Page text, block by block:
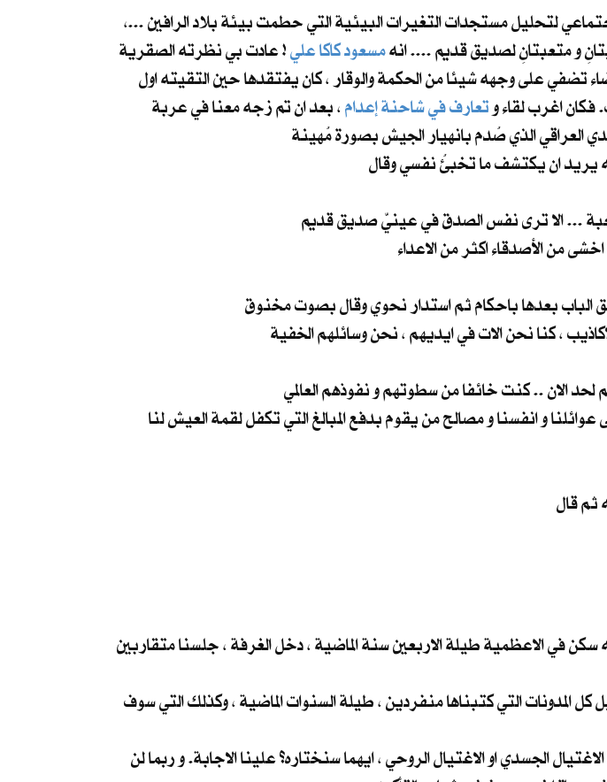
لتحليل مستجدات التغيرات البيئية التي حطمت بيئة بلاد الرافين ...،
و متعبتانِ لصديق قديم .... انهمسعود كاكا علي! عادت بي نظرته الصقرية
تضفي على وجهه شيئا من الحكمة والوقار ، كان يفتقدها حين التقيته اول
تعارف في شاحنة إعدام، بعد ان تم زجه معنا في عربة
العراقي الذي صُدم بانهيار الجيش بصورة مُهينة
يريد ان يكتشف ما تخبئُ نفسي وقال
الباب بعدها باحكام ثم استدار نحوي وقال بصوت مخنوق
قال
في الاعظمية طيلة الاربعين سنة الماضية ، دخل الغرفة ، جلسنا متقاربين
التي كتبناها منفردين ، طيلة السنوات الماضية ، وكذلك التي سوف
الجسدي او الاغتيال الروحي ، ايهما سنختاره؟ علينا الاجابة. و ربما لن